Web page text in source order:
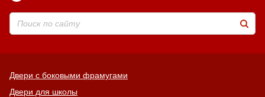
Двери с боковыми фрамугами
Двери для школы